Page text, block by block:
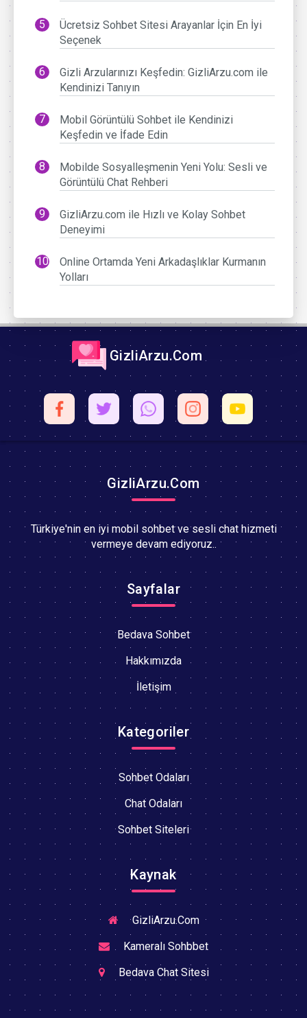
Ücretsiz Sohbet Sitesi Arayanlar İçin En İyi
Seçenek
Gizli Arzularınızı Keşfedin: GizliArzu.com ile
Kendinizi Tanıyın
Mobil Görüntülü Sohbet ile Kendinizi
Keşfedin ve İfade Edin
Mobilde Sosyalleşmenin Yeni Yolu: Sesli ve
Görüntülü Chat Rehberi
GizliArzu.com ile Hızlı ve Kolay Sohbet
Deneyimi
Online Ortamda Yeni Arkadaşlıklar Kurmanın
Yolları
GizliArzu.Com
GizliArzu.Com
Türkiye'nin en iyi mobil sohbet ve sesli chat hizmeti
vermeye devam ediyoruz..
Sayfalar
Bedava Sohbet
Hakkımızda
İletişim
Kategoriler
Sohbet Odaları
Chat Odaları
Sohbet Siteleri
Kaynak
GizliArzu.Com
Kameralı Sohbbet
Bedava Chat Sitesi